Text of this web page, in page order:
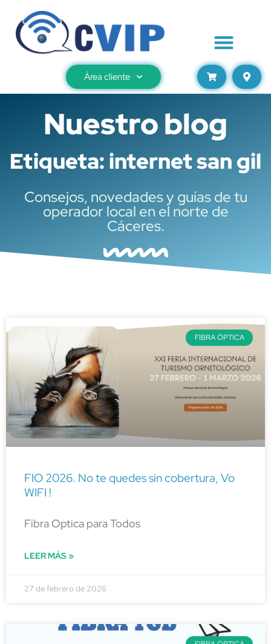
Área cliente
Nuestro blog
Etiqueta: internet san gil
Consejos, novedades y guías de tu
operador local en el norte de
Cáceres.
FIBRA ÓPTICA
FIO 2026. No te quedes sin cobertura, Vo
WIFI !
Fibra Optica para Todos
LEER MÁS »
27 de febrero de 2026